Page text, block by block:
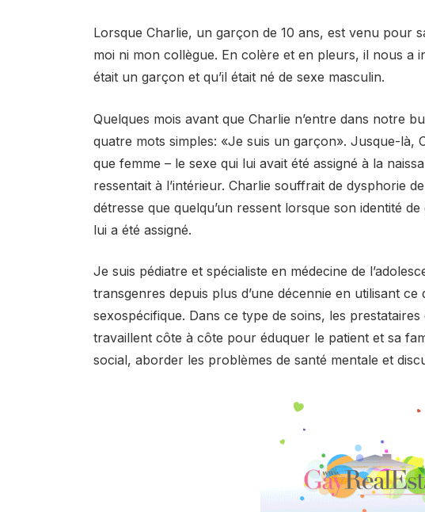
Lorsque Charlie, un garçon de 10 ans, est venu pour
moi ni mon collègue. En colère et en pleurs, il nous a
était un garçon et qu’il était né de sexe masculin.
Quelques mois avant que Charlie n’entre dans notre
quatre mots simples: «Je suis un garçon». Jusque-là,
que femme – le sexe qui lui avait été assigné à la
ressentait à l’intérieur. Charlie souffrait de dysphorie
détresse que quelqu’un ressent lorsque son identité
lui a été assigné.
Je suis pédiatre et spécialiste en médecine de
transgenres depuis plus d’une décennie en utilisant
sexospécifique. Dans ce type de soins, les
travaillent côte à côte pour éduquer le patient et sa
social, aborder les problèmes de santé mentale et